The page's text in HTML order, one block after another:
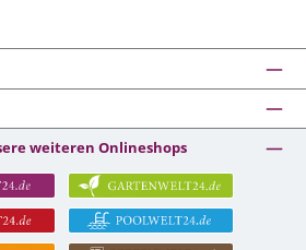
weiteren Onlineshops